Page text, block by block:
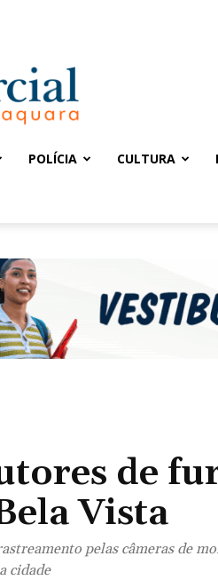
POLÍCIA CULTURA
de
Vista
pelas câmeras de
cidade